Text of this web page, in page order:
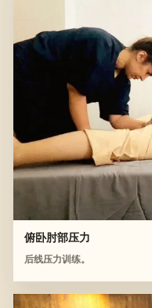
俯卧肘部压力
后线压力训练。